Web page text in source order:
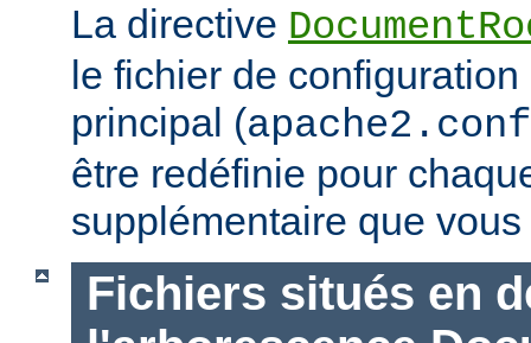
La directive
le fichier de
principal (apache2.conf
être redéfinie pour
supplémentaire que
Fichiers situés en